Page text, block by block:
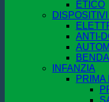
ETICO
DISPOSITIVI
ANTI-
INFANZIA
PRIMA